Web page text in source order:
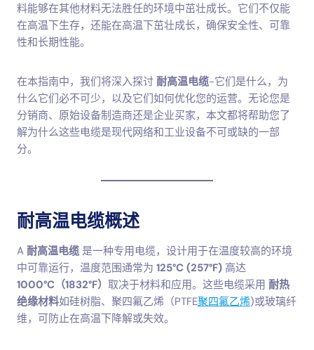
料能够在其他材料无法胜任的环境中茁壮成长。它们不仅能
在高温下生存，还能在高温下茁壮成长，确保安全性、可靠
性和长期性能。
在本指南中，我们将深入探讨 耐高温电缆-它们是什么，为
什么它们必不可少，以及它们如何优化您的运营。无论您是
分销商、原始设备制造商还是企业买家，本文都将帮助您了
解为什么这些电缆是现代网络和工业设备不可或缺的一部
分。
耐高温电缆概述
A 耐高温电缆 是一种专用电缆，设计用于在温度较高的环境
中可靠运行，温度范围通常为 125°C (257°F) 高达
1000°C（1832°F） 取决于材料和应用。这些电缆采用 耐热
绝缘材料如硅树脂、聚四氟乙烯（PTFE聚四氟乙烯)或玻璃纤
维，可防止在高温下降解或失效。